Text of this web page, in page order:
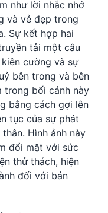
như lời nhắc nhở
và vẻ đẹp trong
Sự kết hợp hai
tải một câu
cường và sự
bên trong và bên
trong bối cảnh này
bằng cách gợi lên
tục của sự phát
Hình ảnh này
đổi mặt với sức
thử thách, hiện
đối với bản